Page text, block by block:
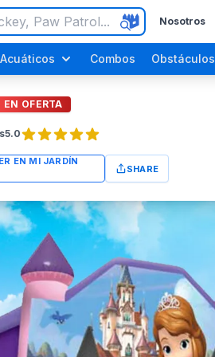
Nosotros
Combos Obstáculos
EN OFERTA
5.0
SHARE